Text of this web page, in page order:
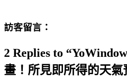
訪客留言：
2 Replies to
畫！所見即所得的天氣